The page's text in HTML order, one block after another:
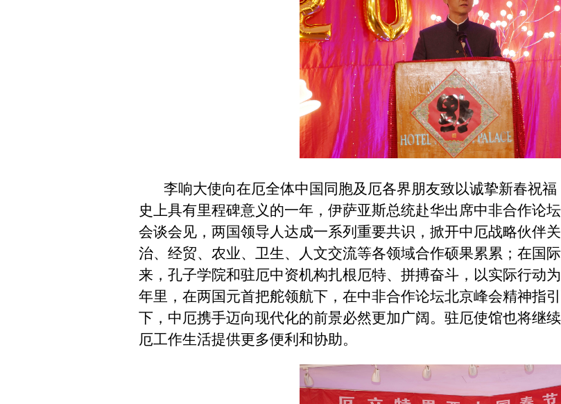
李响大使向在厄全体中国同胞及厄各界朋友致以诚挚新春祝
史上具有里程碑意义的一年，伊萨亚斯总统赴华出席中非合作论
会谈会见，两国领导人达成一系列重要共识，掀开中厄战略伙伴
治、经贸、农业、卫生、人文交流等各领域合作硕果累累；在国
来，孔子学院和驻厄中资机构扎根厄特、拼搏奋斗，以实际行动
年里，在两国元首把舵领航下，在中非合作论坛北京峰会精神指
下，中厄携手迈向现代化的前景必然更加广阔。驻厄使馆也将继
厄工作生活提供更多便利和协助。